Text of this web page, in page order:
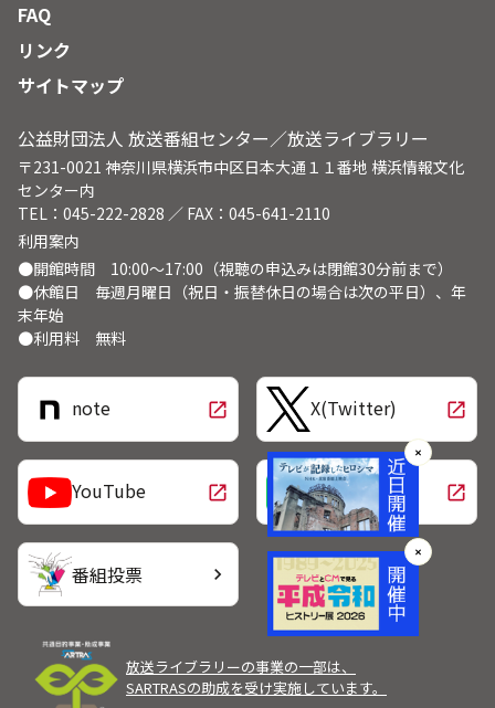
FAQ
リンク
サイトマップ
公益財団法人 放送番組センター／放送ライブラリー
〒231-0021 神奈川県横浜市中区日本大通１１番地 横浜情報文化
センター内
TEL：045-222-2828 ／ FAX：045-641-2110
利用案内
●開館時間 10:00～17:00（視聴の申込みは閉館30分前まで）
●休館日 毎週月曜日（祝日・振替休日の場合は次の平日）、年
末年始
●利用料 無料
note open_in_new X(Twitter) open_in_new
YouTube open_in_new LINE open_in_new
番組投票 chevron_right
放送ライブラリーの事業の一部は、
SARTRASの助成を受け実施しています。
✕
✕